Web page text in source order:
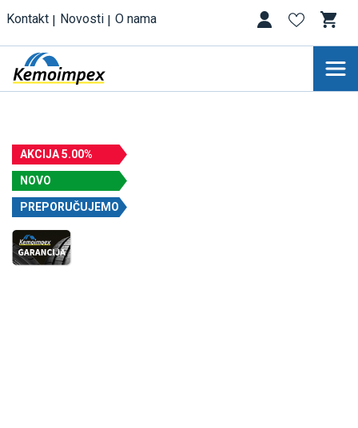
Kontakt Novosti O nama
AKCIJA 5.00%
NOVO
PREPORUČUJEMO